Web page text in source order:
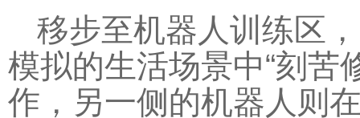
移步至机器人训练区
模拟的生活场景中“刻苦
作，另一侧的机器人则